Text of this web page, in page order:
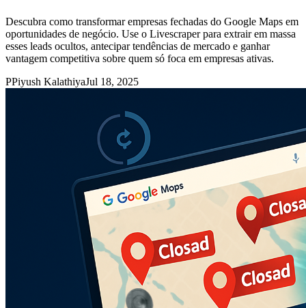
Descubra como transformar empresas fechadas do Google Maps em
oportunidades de negócio. Use o Livescraper para extrair em massa
esses leads ocultos, antecipar tendências de mercado e ganhar
vantagem competitiva sobre quem só foca em empresas ativas.
PPiyush KalathiyaJul 18, 2025